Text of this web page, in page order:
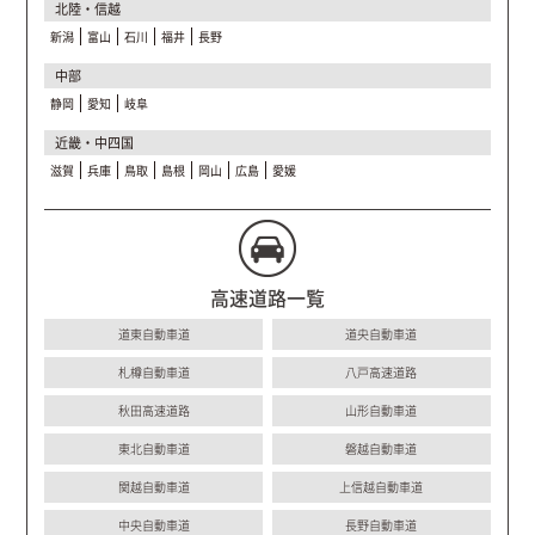
北陸・信越
新潟 富山 石川 福井 長野
中部
静岡 愛知 岐阜
近畿・中四国
滋賀 兵庫 鳥取 島根 岡山 広島 愛媛
高速道路一覧
道東自動車道 道央自動車道
札樽自動車道 八戸高速道路
秋田高速道路 山形自動車道
東北自動車道 磐越自動車道
関越自動車道 上信越自動車道
中央自動車道 長野自動車道